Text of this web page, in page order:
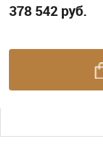
378 542 руб.